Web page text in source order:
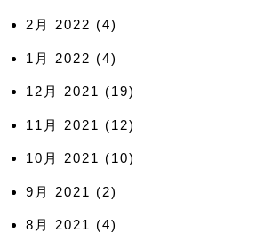
2月 2022 (4)
1月 2022 (4)
12月 2021 (19)
11月 2021 (12)
10月 2021 (10)
9月 2021 (2)
8月 2021 (4)